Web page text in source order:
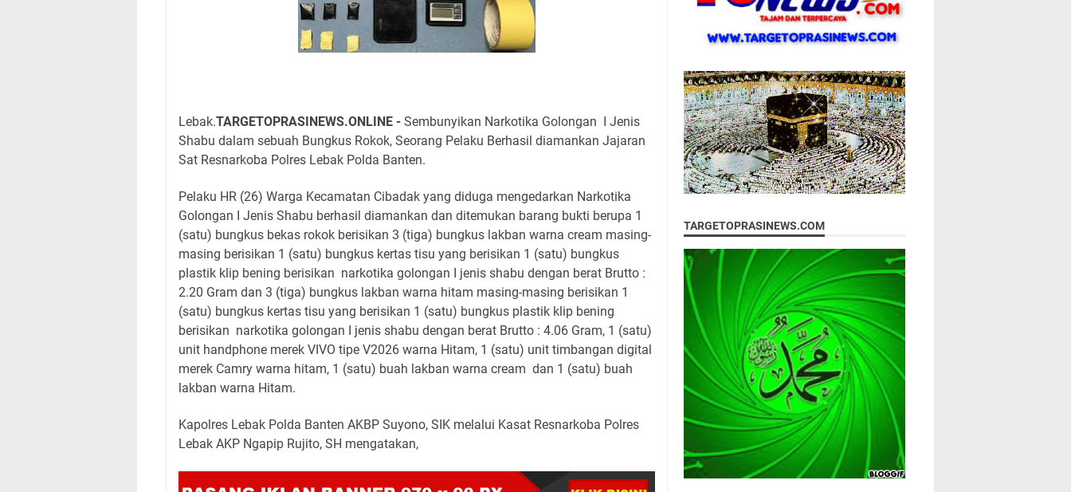
Lebak.TARGETOPRASINEWS.ONLINE - Sembunyikan Narkotika Golongan I Jenis
Shabu dalam sebuah Bungkus Rokok, Seorang Pelaku Berhasil diamankan Jajaran
Sat Resnarkoba Polres Lebak Polda Banten.
Pelaku HR (26) Warga Kecamatan Cibadak yang diduga mengedarkan Narkotika
Golongan I Jenis Shabu berhasil diamankan dan ditemukan barang bukti berupa 1
(satu) bungkus bekas rokok berisikan 3 (tiga) bungkus lakban warna cream masing-
masing berisikan 1 (satu) bungkus kertas tisu yang berisikan 1 (satu) bungkus
plastik klip bening berisikan narkotika golongan I jenis shabu dengan berat Brutto :
2.20 Gram dan 3 (tiga) bungkus lakban warna hitam masing-masing berisikan 1
(satu) bungkus kertas tisu yang berisikan 1 (satu) bungkus plastik klip bening
berisikan narkotika golongan I jenis shabu dengan berat Brutto : 4.06 Gram, 1 (satu)
unit handphone merek VIVO tipe V2026 warna Hitam, 1 (satu) unit timbangan digital
merek Camry warna hitam, 1 (satu) buah lakban warna cream dan 1 (satu) buah
lakban warna Hitam.
Kapolres Lebak Polda Banten AKBP Suyono, SIK melalui Kasat Resnarkoba Polres
Lebak AKP Ngapip Rujito, SH mengatakan,
TARGETOPRASINEWS.COM